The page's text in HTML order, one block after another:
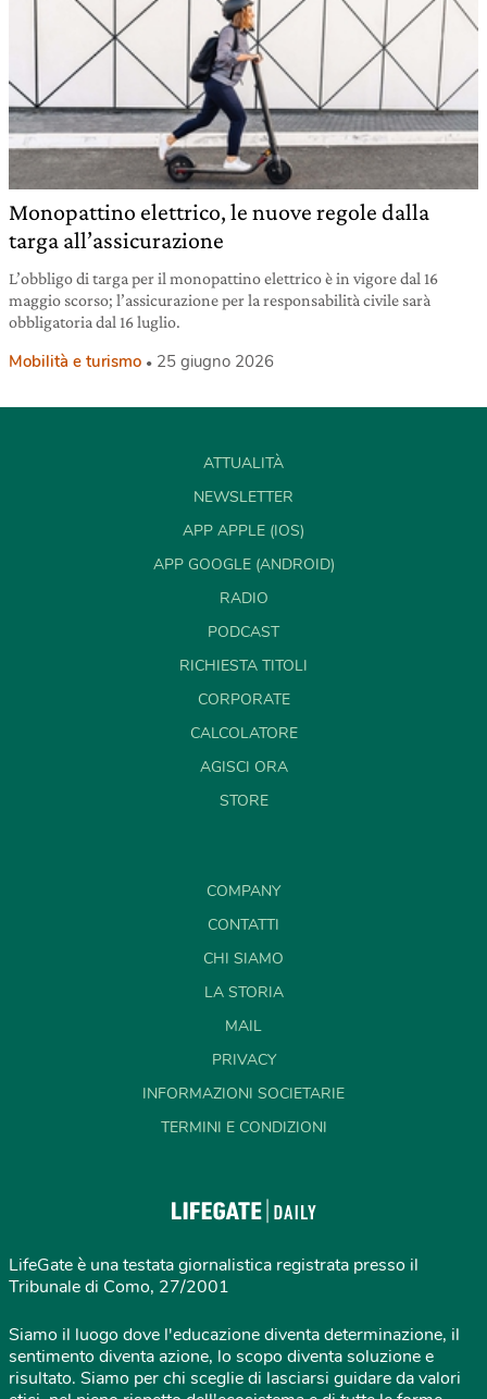
Monopattino elettrico, le nuove regole dalla
targa all’assicurazione
L’obbligo di targa per il monopattino elettrico è in vigore dal 16
maggio scorso; l’assicurazione per la responsabilità civile sarà
obbligatoria dal 16 luglio.
Mobilità e turismo 25 giugno 2026
ATTUALITÀ
NEWSLETTER
APP APPLE (IOS)
APP GOOGLE (ANDROID)
RADIO
PODCAST
RICHIESTA TITOLI
CORPORATE
CALCOLATORE
AGISCI ORA
STORE
COMPANY
CONTATTI
CHI SIAMO
LA STORIA
MAIL
PRIVACY
INFORMAZIONI SOCIETARIE
TERMINI E CONDIZIONI
LifeGate è una testata giornalistica registrata presso il
Tribunale di Como, 27/2001
Siamo il luogo dove l'educazione diventa determinazione, il
sentimento diventa azione, lo scopo diventa soluzione e
risultato. Siamo per chi sceglie di lasciarsi guidare da valori